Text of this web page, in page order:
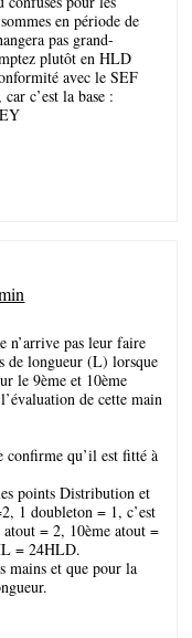
en période de
pas grand-
plutôt en HLD
avec le SEF
c’est la base :
n’arrive pas leur faire
de longueur (L) lorsque
le 9ème et 10ème
de cette main
confirme qu’il est fitté à
points Distribution et
1 doubleton = 1, c’est
= 2, 10ème atout =
= 24HLD.
mains et que pour la